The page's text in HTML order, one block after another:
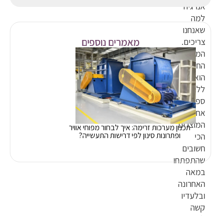
אנרגיה
למה
שאנחנו
צריכים.
המנוע
החשמלי
הוא
ללא
ספק
אחד
המוצרים
הכי
חשובים
שהתפתחו
במאה
האחרונה
ובלעדיו
קשה
מאמרים נוספים
תכנון מערכות זרימה: איך לבחור מפוחי אוויר
ופתרונות סינון לפי דרישות התעשייה?